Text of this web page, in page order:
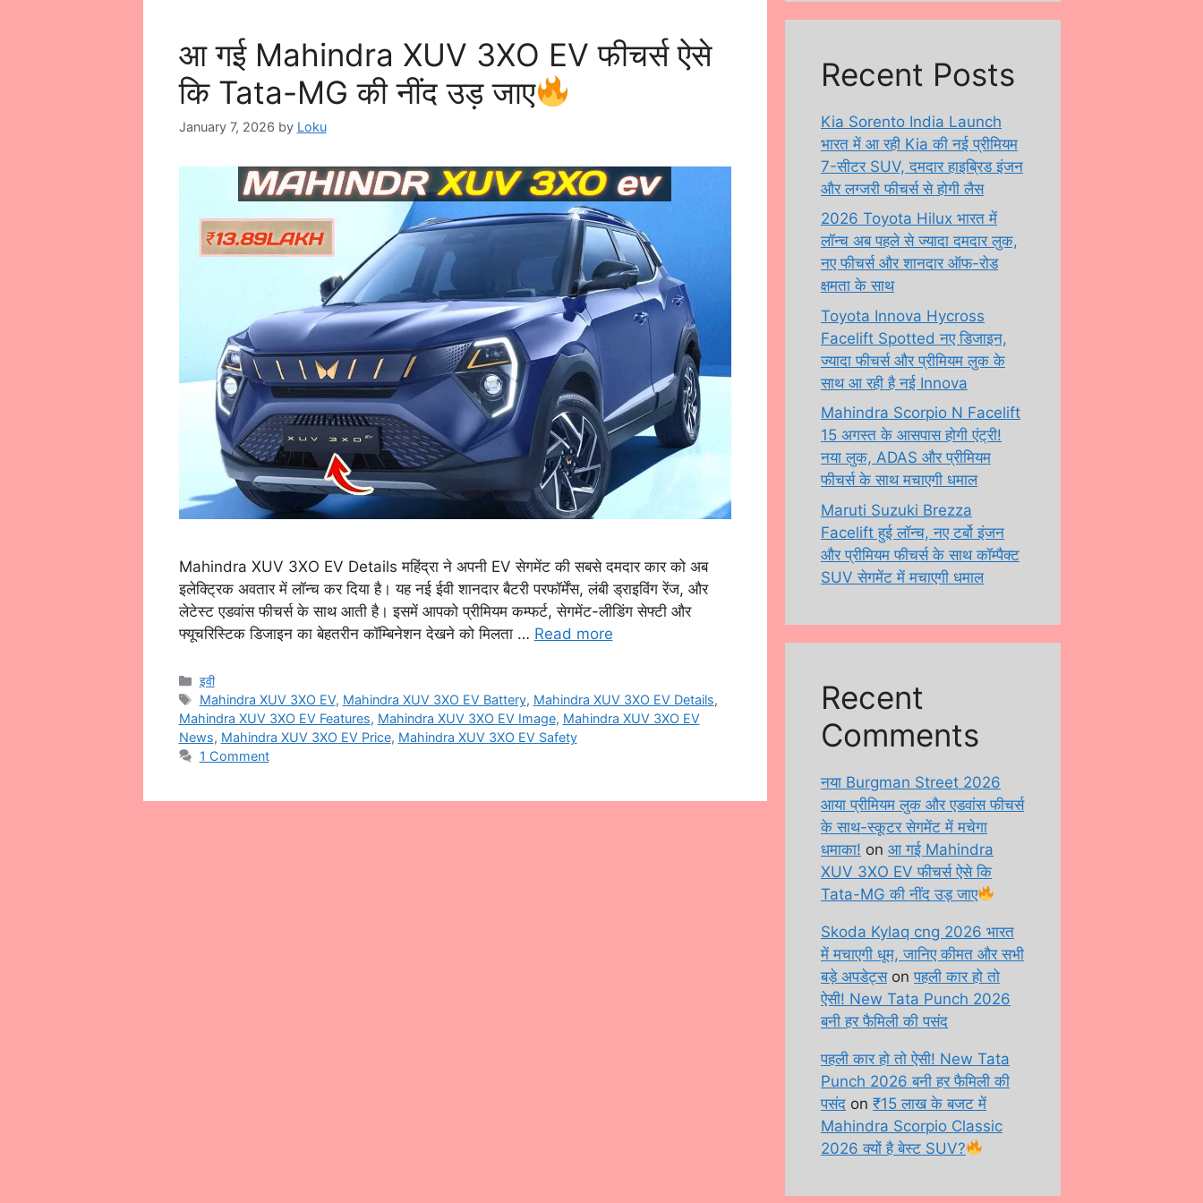
आ गई Mahindra XUV 3XO EV फीचर्स ऐसे
कि Tata-MG की नींद उड़ जाए
January 7, 2026 by Loku
Mahindra XUV 3XO EV Details महिंद्रा ने अपनी EV सेगमेंट की सबसे दमदार कार को अब
इलेक्ट्रिक अवतार में लॉन्च कर दिया है। यह नई ईवी शानदार बैटरी परफॉर्मेंस, लंबी ड्राइविंग रेंज, और
लेटेस्ट एडवांस फीचर्स के साथ आती है। इसमें आपको प्रीमियम कम्फर्ट, सेगमेंट-लीडिंग सेफ्टी और
फ्यूचरिस्टिक डिजाइन का बेहतरीन कॉम्बिनेशन देखने को मिलता … Read more
Categories
इवी
Tags
Mahindra XUV 3XO EV, Mahindra XUV 3XO EV Battery, Mahindra XUV 3XO EV Details,
Mahindra XUV 3XO EV Features, Mahindra XUV 3XO EV Image, Mahindra XUV 3XO EV
News, Mahindra XUV 3XO EV Price, Mahindra XUV 3XO EV Safety
1 Comment
Recent Posts
Kia Sorento India Launch
भारत में आ रही Kia की नई प्रीमियम
7-सीटर SUV, दमदार हाइब्रिड इंजन
और लग्जरी फीचर्स से होगी लैस
2026 Toyota Hilux भारत में
लॉन्च अब पहले से ज्यादा दमदार लुक,
नए फीचर्स और शानदार ऑफ-रोड
क्षमता के साथ
Toyota Innova Hycross
Facelift Spotted नए डिजाइन,
ज्यादा फीचर्स और प्रीमियम लुक के
साथ आ रही है नई Innova
Mahindra Scorpio N Facelift
15 अगस्त के आसपास होगी एंट्री!
नया लुक, ADAS और प्रीमियम
फीचर्स के साथ मचाएगी धमाल
Maruti Suzuki Brezza
Facelift हुई लॉन्च, नए टर्बो इंजन
और प्रीमियम फीचर्स के साथ कॉम्पैक्ट
SUV सेगमेंट में मचाएगी धमाल
Recent
Comments
नया Burgman Street 2026
आया प्रीमियम लुक और एडवांस फीचर्स
के साथ-स्कूटर सेगमेंट में मचेगा
धमाका! on आ गई Mahindra
XUV 3XO EV फीचर्स ऐसे कि
Tata-MG की नींद उड़ जाए
Skoda Kylaq cng 2026 भारत
में मचाएगी धूम, जानिए कीमत और सभी
बड़े अपडेट्सonपहली कार हो तो
ऐसी! New Tata Punch 2026
बनी हर फैमिली की पसंद
पहली कार हो तो ऐसी! New Tata
Punch 2026 बनी हर फैमिली की
पसंद on ₹15 लाख के बजट में
Mahindra Scorpio Classic
2026 क्यों है बेस्ट SUV?